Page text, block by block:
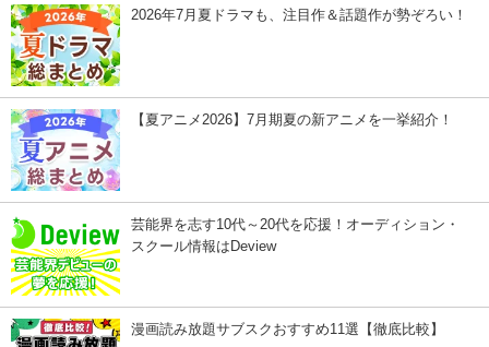
2026年7月夏ドラマも、注目作＆話題作が勢ぞろい！
【夏アニメ2026】7月期夏の新アニメを一挙紹介！
芸能界を志す10代～20代を応援！オーディション・
スクール情報はDeview
漫画読み放題サブスクおすすめ11選【徹底比較】